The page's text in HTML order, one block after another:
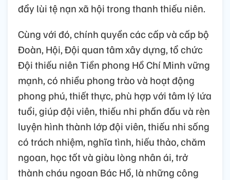
đẩy lùi tệ nạn xã hội trong thanh thiếu niên.
Cùng với đó, chính quyền các cấp và cấp bộ
Đoàn, Hội, Đội quan tâm xây dựng, tổ chức
Đội thiếu niên Tiền phong Hồ Chí Minh vững
mạnh, có nhiều phong trào và hoạt động
phong phú, thiết thực, phù hợp với tâm lý lứa
tuổi, giúp đội viên, thiếu nhi phấn đấu và rèn
luyện hình thành lớp đội viên, thiếu nhi sống
có trách nhiệm, nghĩa tình, hiếu thảo, chăm
ngoan, học tốt và giàu lòng nhân ái, trở
thành cháu ngoan Bác Hồ, là những công